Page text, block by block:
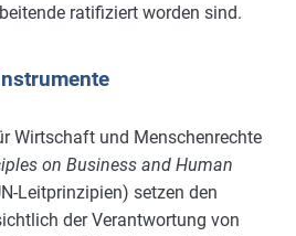
ratifiziert worden sind.
Wirtschaft und Menschenrechte
on Business and Human
Leitprinzipien) setzen den
der Verantwortung von